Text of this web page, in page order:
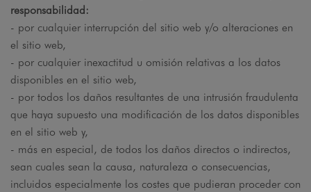
responsabilidad:
- por cualquier interrupción del sitio web y/o alteraciones en
el sitio web,
- por cualquier inexactitud u omisión relativas a los datos
disponibles en el sitio web,
- por todos los daños resultantes de una intrusión fraudulenta
que haya supuesto una modificación de los datos disponibles
en el sitio web y,
- más en especial, de todos los daños directos o indirectos,
sean cuales sean la causa, naturaleza o consecuencias,
incluidos especialmente los costes que pudieran proceder con